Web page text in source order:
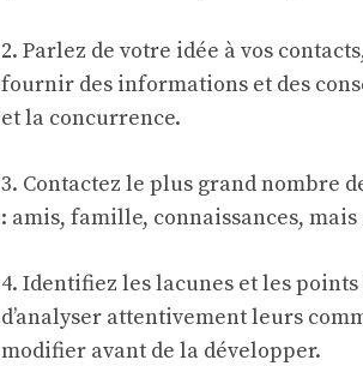
2. Parlez de votre idée à vos
fournir des informations et des
et la concurrence.
3. Contactez le plus grand nombre
: amis, famille, connaissances,
4. Identifiez les lacunes et les
d’analyser attentivement leurs
modifier avant de la développer.